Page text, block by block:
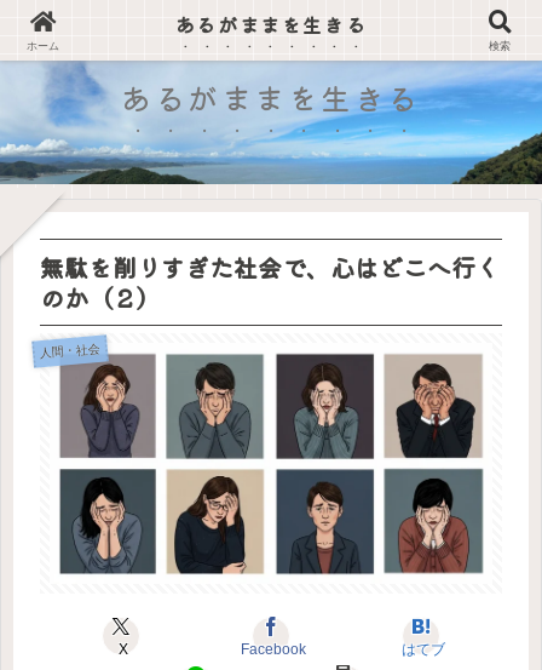
森田療法で学ぶ、心の平穏を得る方法
あるがままを生きる
無駄を削りすぎた社会で、心はどこへ行く
のか（２）
人間・社会
X Facebook はてブ
ホーム
あるがままを生きる
検索